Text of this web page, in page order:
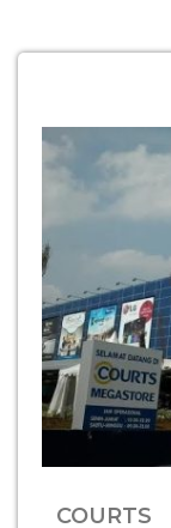
COURTS